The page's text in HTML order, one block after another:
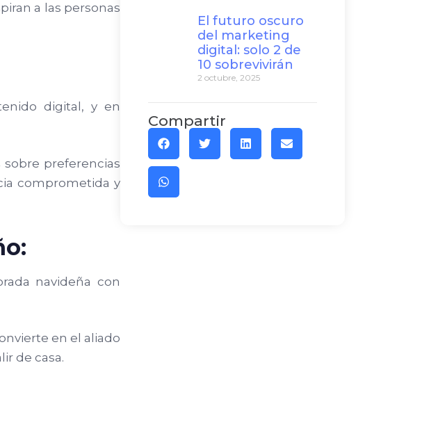
a las personas
digital, y en
sobre preferencias
comprometida y
navideña con
en el aliado
de casa.
El futuro oscuro
del marketing
digital: solo 2 de
10 sobrevivirán
2 octubre, 2025
Compartir